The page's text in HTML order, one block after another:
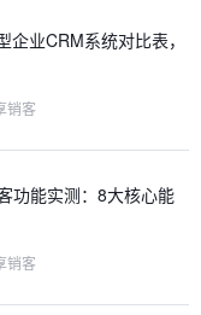
企业CRM系统对比表，
销客
功能实测：8大核心能
销客